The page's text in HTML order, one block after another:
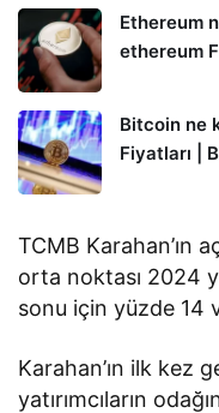
Ethereum
ethereum
Bitcoin ne
Fiyatları |
TCMB Karahan’ın
orta noktası 2024
sonu için yüzde 14
Karahan’ın ilk kez
yatırımcıların